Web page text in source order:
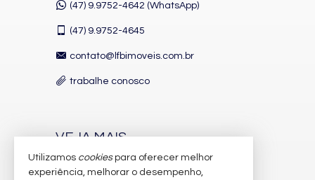
(47) 9.9752-4642 (WhatsApp)
(47) 9.9752-4645
contato@lfbimoveis.com.br
trabalhe conosco
VEJA MAIS
receba nosso newsletter
Utilizamos cookiespara oferecer melhor
experiência, melhorar o desempenho,